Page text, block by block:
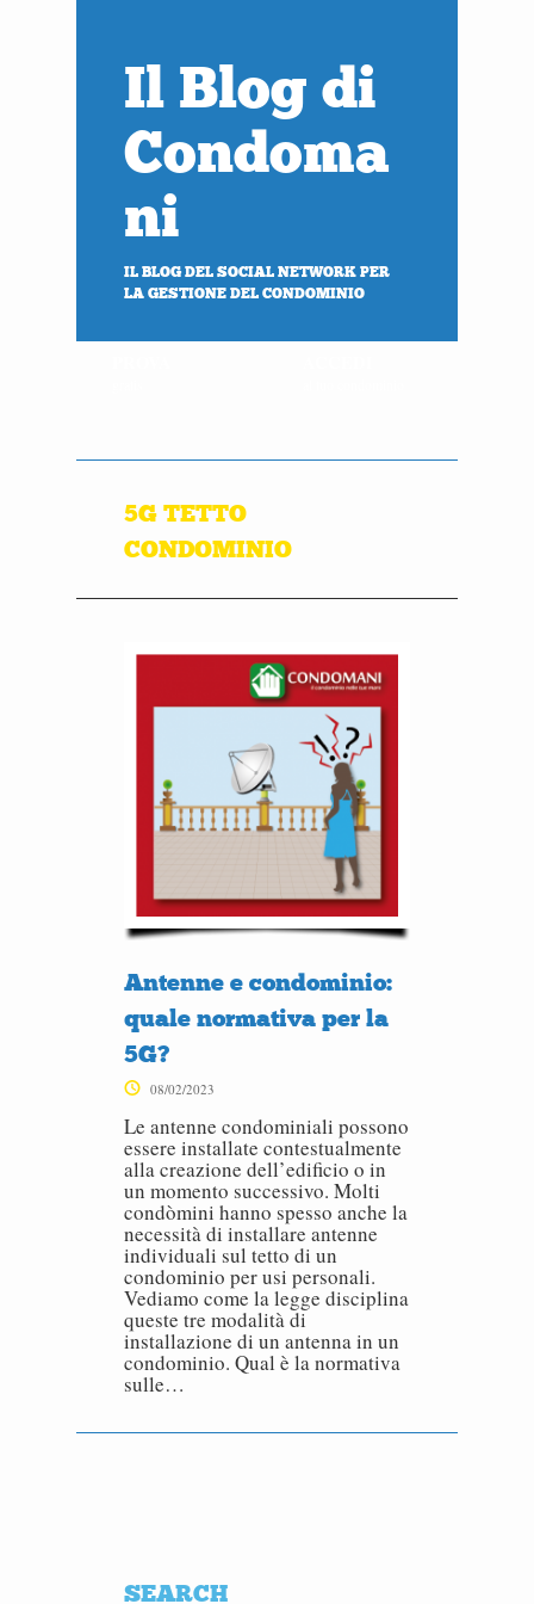
Il Blog di
Condoma
ni
IL BLOG DEL SOCIAL NETWORK PER
LA GESTIONE DEL CONDOMINIO
5G TETTO
CONDOMINIO
Antenne e condominio:
quale normativa per la
5G?
08/02/2023
Le antenne condominiali possono
essere installate contestualmente
alla creazione dell’edificio o in
un momento successivo. Molti
condòmini hanno spesso anche la
necessità di installare antenne
individuali sul tetto di un
condominio per usi personali.
Vediamo come la legge disciplina
queste tre modalità di
installazione di un antenna in un
condominio. Qual è la normativa
sulle…
SEARCH